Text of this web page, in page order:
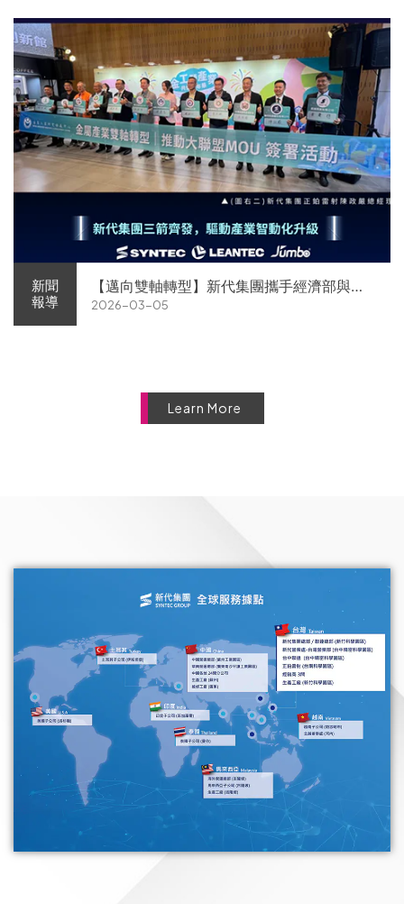
新聞
報導
【邁向雙軸轉型】新代集團攜手經濟部與金
屬中心簽署MOU 領航 AI機器人智慧智造
2026-03-05
Learn More